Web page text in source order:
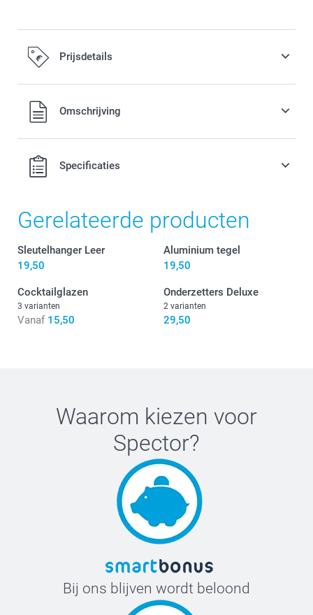
Prijsdetails
Alle prijzen zijn inclusief BTW
Omschrijving
Specificaties
Gerelateerde producten
Sleutelhanger Leer
19,50
Aluminium tegel
19,50
Cocktailglazen
3 varianten
Vanaf 15,50
Onderzetters Deluxe
2 varianten
29,50
Waarom kiezen voor
Spector?
Bij ons blijven wordt beloond